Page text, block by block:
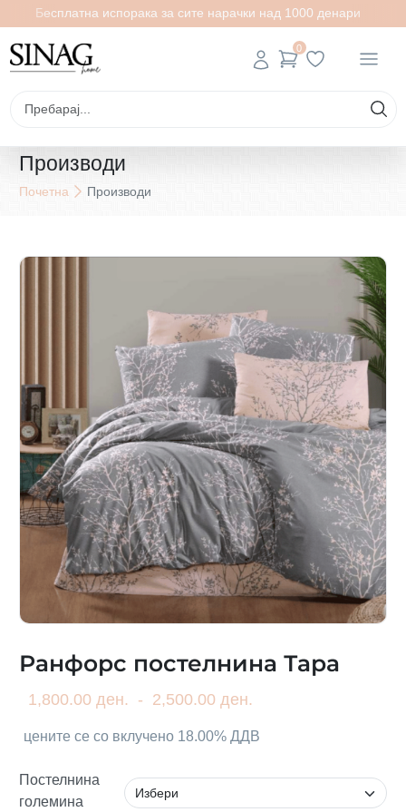
Бесплатна испорака за сите нарачки над 1000 денари
0
Производи
Почетна Производи
Ранфорс постелнина Тара
1,800.00 ден. - 2,500.00 ден.
цените се со вклучено 18.00% ДДВ
Постелнина
големина